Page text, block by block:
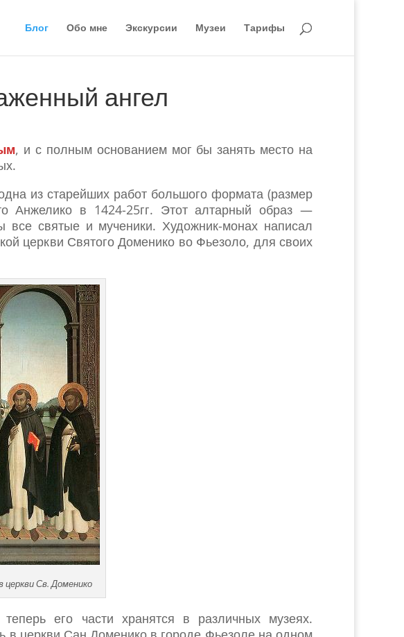
Блог Обо мне Экскурсии Музеи Тарифы
ангел
, и с полным основанием мог бы занять место на
из старейших работ большого формата (размер
Анжелико в 1424-25гг. Этот алтарный образ —
все святые и мученики. Художник-монах написал
церкви Святого Доменико во Фьезоло, для своих
Св. Доменико
его части хранятся в различных музеях.